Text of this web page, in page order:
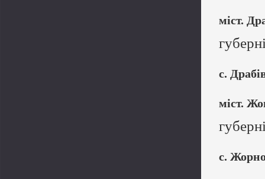
міст.
с.
міст.
с.